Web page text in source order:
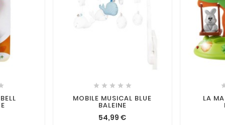
    
MOBILE MUSICAL BLUE
BALEINE
54,99 €
LA